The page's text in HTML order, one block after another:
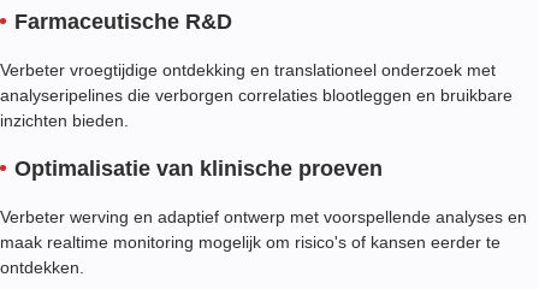
Farmaceutische R&D
Verbeter vroegtijdige ontdekking en translationeel onderzoek met
analyseripelines die verborgen correlaties blootleggen en bruikbare
inzichten bieden.
Optimalisatie van klinische proeven
Verbeter werving en adaptief ontwerp met voorspellende analyses en
maak realtime monitoring mogelijk om risico's of kansen eerder te
ontdekken.